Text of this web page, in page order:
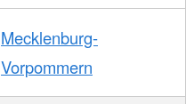
Mecklenburg-
Vorpommern